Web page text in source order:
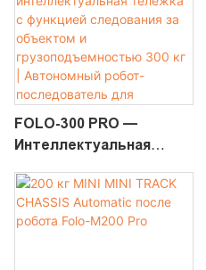
FOLO-300 PRO —
Интеллектуальная
Следования За
Объектом И
Грузоподъемностью